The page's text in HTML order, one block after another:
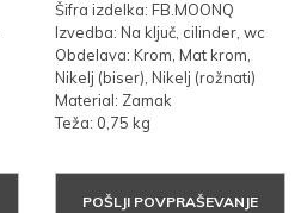
Šifra izdelka: FB.MOONQ
Izvedba: Na ključ, cilinder, wc
Obdelava: Krom, Mat krom,
Nikelj (biser), Nikelj (rožnati)
Material: Zamak
Teža: 0,75 kg
POŠLJI POVPRAŠEVANJE